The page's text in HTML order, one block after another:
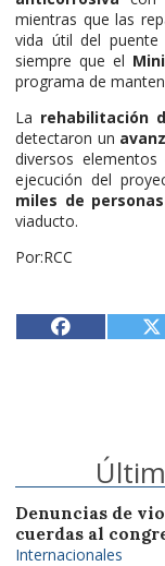
mientras que las
vida útil del puente
siempre que el
programa de
La rehabilitación
detectaron un
diversos
ejecución del
miles de personas
viaducto.
Por:RCC
Denuncias de
cuerdas al
Internacionales